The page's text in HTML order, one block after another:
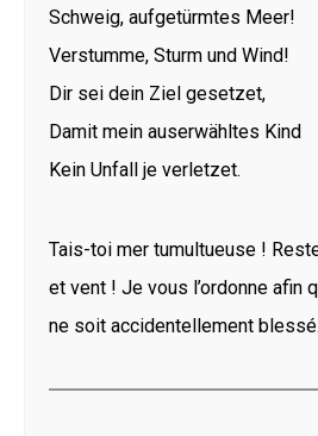
Schweig, aufgetürmtes Meer!
Verstumme, Sturm und Wind!
Dir sei dein Ziel gesetzet,
Damit mein auserwähltes Kind
Kein Unfall je verletzet.
Tais-toi mer tumultueuse !
et vent ! Je vous l’ordonne afin
ne soit accidentellement blessé.